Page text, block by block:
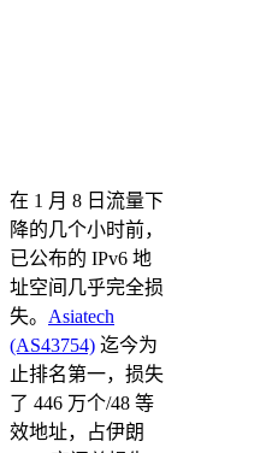
在 1 月 8 日流量下
降的几个小时前，
已公布的 IPv6 地
址空间几乎完全损
失。 Asiatech
(AS43754) 迄今为
止排名第一，损失
了 446 万个/48 等
效地址，占伊朗